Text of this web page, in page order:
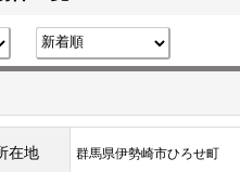
在地 群馬県伊勢崎市ひろせ町